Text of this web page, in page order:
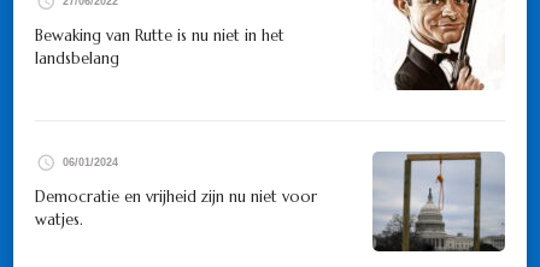
Bewaking van Rutte is nu niet in het
landsbelang
06/01/2024
Democratie en vrijheid zijn nu niet voor
watjes.